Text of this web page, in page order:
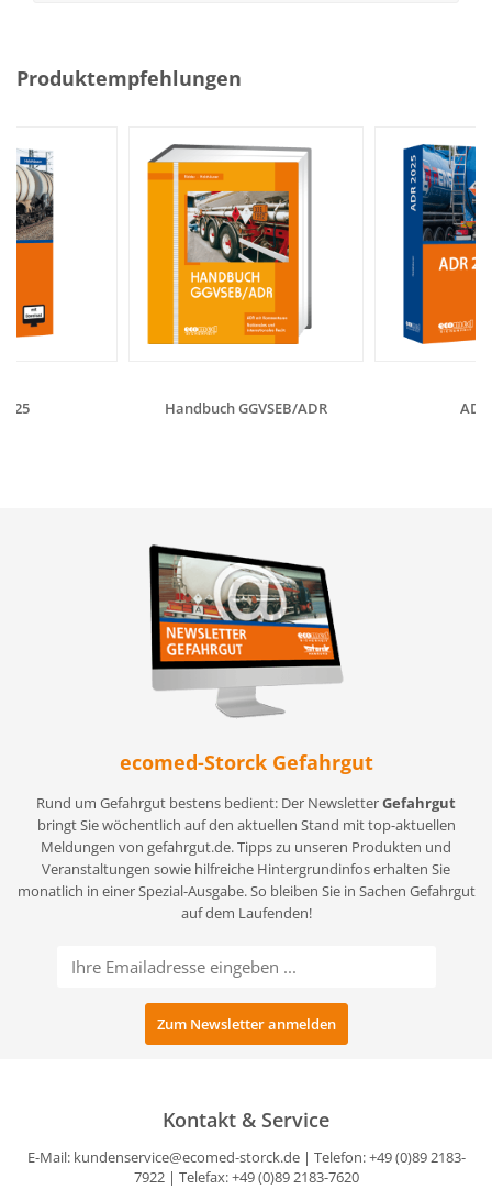
Produktempfehlungen
Handbuch GGVSEB/ADR
ecomed-Storck Gefahrgut
Rund um Gefahrgut bestens bedient: Der NewsletterGefahrgut
bringt Sie wöchentlich auf den aktuellen Stand mit top-aktuellen
Meldungen von gefahrgut.de. Tipps zu unseren Produkten und
Veranstaltungen sowie hilfreiche Hintergrundinfos erhalten Sie
monatlich in einer Spezial-Ausgabe. So bleiben Sie in Sachen Gefahrgut
auf dem Laufenden!
Kontakt & Service
E-Mail: kundenservice@ecomed-storck.de| Telefon: +49 (0)89 2183-
7922 | Telefax: +49 (0)89 2183-7620